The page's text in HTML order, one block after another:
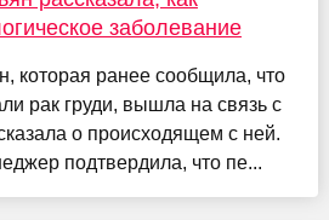
заболевание
которая ранее сообщила, что
рак груди, вышла на связь с
о происходящем с ней.
подтвердила, что пе...